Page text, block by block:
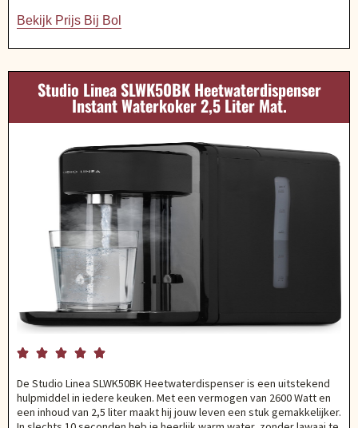
Bekijk Prijs Bij Bol
Studio Linea SLWK50BK Heetwaterdispenser
Instant Waterkoker 2,5 Liter Mat.
    
De Studio Linea SLWK50BK Heetwaterdispenser is een uitstekend
hulpmiddel in iedere keuken. Met een vermogen van 2600 Watt en
een inhoud van 2,5 liter maakt hij jouw leven een stuk gemakkelijker.